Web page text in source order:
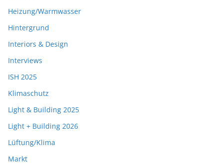
Heizung/Warmwasser
Hintergrund
Interiors & Design
Interviews
ISH 2025
Klimaschutz
Light & Building 2025
Light + Building 2026
Lüftung/Klima
Markt